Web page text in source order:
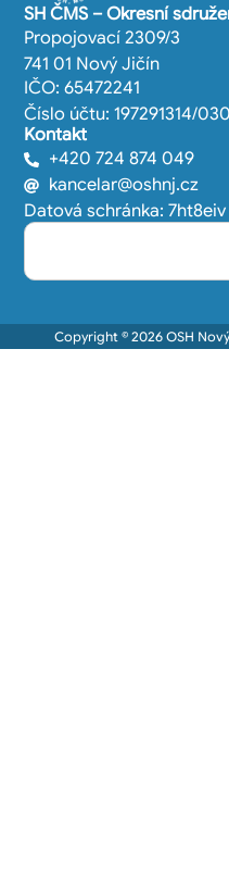
SH ČMS – Okresní
Propojovací 2309/3
741 01 Nový Jičín
IČO: 65472241
Číslo účtu: 197291314/
Kontakt
+420 724 874 049
kancelar@oshnj.cz
Datová schránka: 7ht8eiv
Copyright © 2026 OSH